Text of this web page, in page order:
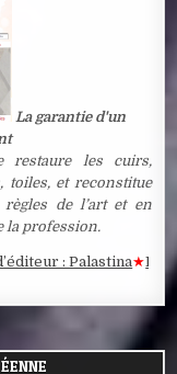
La garantie d'un
restaure les cuirs,
toiles, et reconstitue
de l’art et en
la profession.
: Palastina★